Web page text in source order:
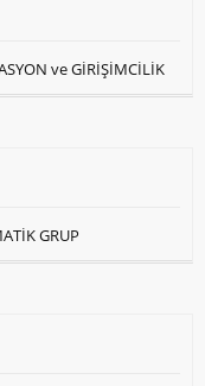
ve GİRİŞİMCİLİK
GRUP